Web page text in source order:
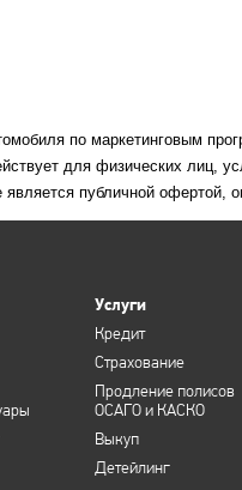
по маркетинговым
для физических лиц,
публичной
Услуги
Кредит
Страхование
Продление полисов
ОСАГО и КАСКО
Выкуп
Детейлинг